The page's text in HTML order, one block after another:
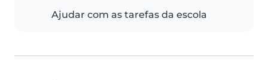
Ajudar com as tarefas da escola